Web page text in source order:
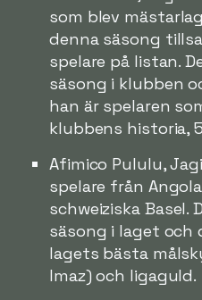
som blev
denna säsong
spelare på listan.
säsong i klubben
han är spelaren
klubbens historia,
Afimico Pululu,
spelare från
schweiziska
säsong i laget och
lagets bästa
Imaz) och ligaguld.